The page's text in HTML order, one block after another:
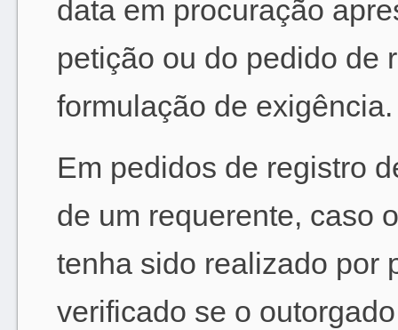
data em procuração
petição ou do pedido de
formulação de exigência.
Em pedidos de registro
de um requerente, caso
tenha sido realizado por
verificado se o